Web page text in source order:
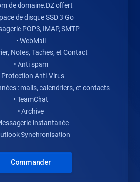
de domaine.DZ offert
de disque SSD 3 Go
POP3, IMAP, SMTP
• WebMail
Notes, Taches, et Contact
• Anti spam
Protection Anti-Virus
: mails, calendriers, et contacts
• TeamChat
• Archive
instantanée
Synchronisation
Commander